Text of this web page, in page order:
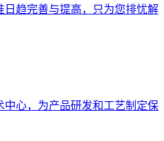
趋完善与提高，只为您排忧解
心，为产品研发和工艺制定保